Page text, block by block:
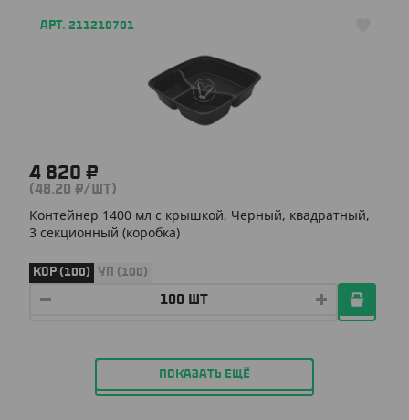
АРТ. 211210701
4 820 ₽
(48.20 ₽/ШТ)
Контейнер 1400 мл с крышкой, Черный, квадратный,
3 секционный (коробка)
КОР (100) УП (100)
ПОКАЗАТЬ ЕЩЁ